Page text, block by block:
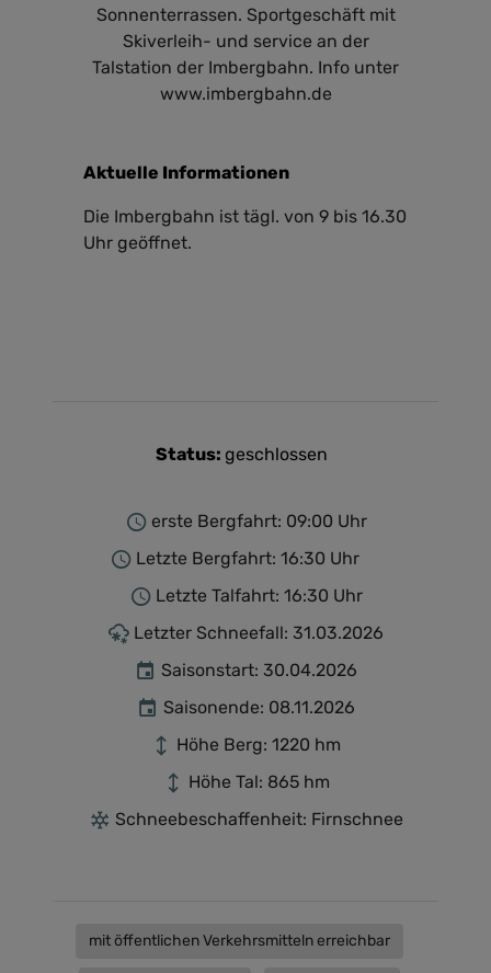
Sonnenterrassen. Sportgeschäft mit
Skiverleih- und service an der
Talstation der Imbergbahn. Info unter
www.imbergbahn.de
Aktuelle Informationen
Die Imbergbahn ist tägl. von 9 bis 16.30
Uhr geöffnet.
Status: geschlossen
erste Bergfahrt: 09:00 Uhr
Letzte Bergfahrt: 16:30 Uhr
Letzte Talfahrt: 16:30 Uhr
Letzter Schneefall: 31.03.2026
Saisonstart: 30.04.2026
Saisonende: 08.11.2026
Höhe Berg: 1220 hm
Höhe Tal: 865 hm
Schneebeschaffenheit: Firnschnee
mit öffentlichen Verkehrsmitteln erreichbar